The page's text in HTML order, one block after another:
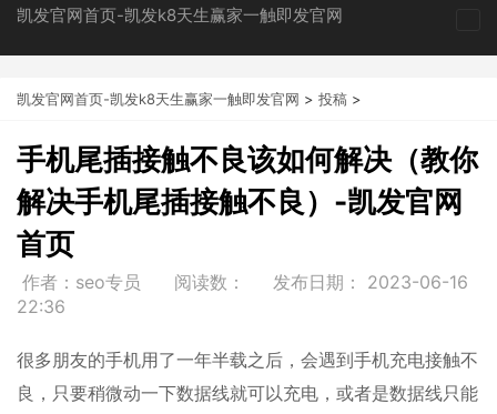
凯发官网首页-凯发k8天生赢家一触即发官网
凯发官网首页-凯发k8天生赢家一触即发官网 > 投稿 >
手机尾插接触不良该如何解决（教你
解决手机尾插接触不良）-凯发官网
首页
作者：seo专员 阅读数： 发布日期： 2023-06-16
22:36
很多朋友的手机用了一年半载之后，会遇到手机充电接触不
良，只要稍微动一下数据线就可以充电，或者是数据线只能